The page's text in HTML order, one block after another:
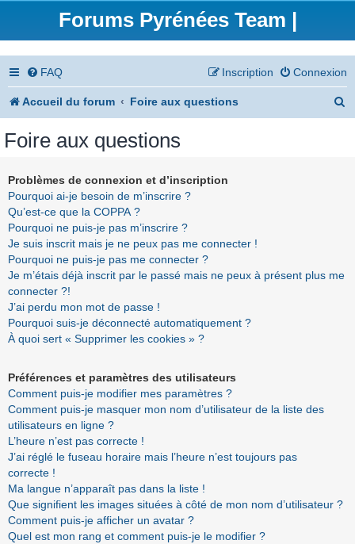
Forums Pyrénées Team |
FAQ Connexion
Inscription
Accueil du forum Foire aux questions
Foire aux questions
Problèmes de connexion et d’inscription
Pourquoi ai-je besoin de m’inscrire ?
Qu’est-ce que la COPPA ?
Pourquoi ne puis-je pas m’inscrire ?
Je suis inscrit mais je ne peux pas me connecter !
Pourquoi ne puis-je pas me connecter ?
Je m’étais déjà inscrit par le passé mais ne peux à présent plus me
connecter ?!
J’ai perdu mon mot de passe !
Pourquoi suis-je déconnecté automatiquement ?
À quoi sert « Supprimer les cookies » ?
Préférences et paramètres des utilisateurs
Comment puis-je modifier mes paramètres ?
Comment puis-je masquer mon nom d’utilisateur de la liste des
utilisateurs en ligne ?
L’heure n’est pas correcte !
J’ai réglé le fuseau horaire mais l’heure n’est toujours pas
correcte !
Ma langue n’apparaît pas dans la liste !
Que signifient les images situées à côté de mon nom d’utilisateur ?
Comment puis-je afficher un avatar ?
Quel est mon rang et comment puis-je le modifier ?